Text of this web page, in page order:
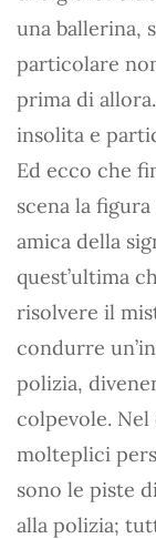
una ballerina,
particolare
prima di
insolita e
Ed ecco che
scena la
amica della
quest’ultima
risolvere il
condurre
polizia,
colpevole. Nel
molteplici
sono le piste
alla polizia;